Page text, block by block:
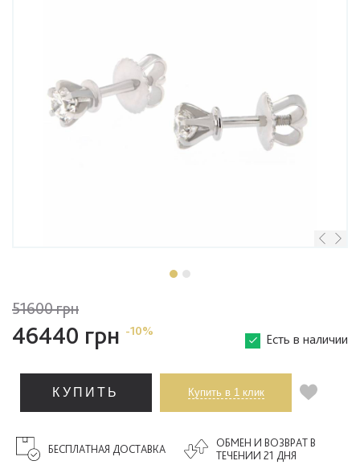
51600 грн
46440 грн -10% Есть в наличии
КУПИТЬ Купить в 1 клик
ОБМЕН И ВОЗВРАТ В
ТЕЧЕНИИ 21 ДНЯ
БЕСПЛАТНАЯ ДОСТАВКА